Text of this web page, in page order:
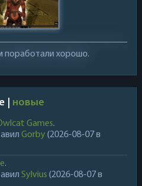
поработали хорошо.
| новые
Games.
Gorby (2026-08-07 в
.
Sylvius (2026-08-07 в